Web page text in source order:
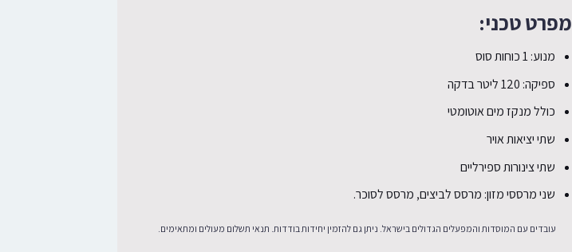
מפרט טכני:
מנוע: 1 כוחות סוס
ספיקה: 120 ליטר בדקה
כולל מנקז מים אוטומטי
שתי יציאות אויר
שתי צינורות ספירליים
שני מרססי מזון: מרסס לביצים, מרסס לסוכר.
עובדים עם המוסדות והמפעלים הגדולים בישראל. ניתן גם להזמין יחידות בודדות. תנאי תשלום מעולים ומתאימים.